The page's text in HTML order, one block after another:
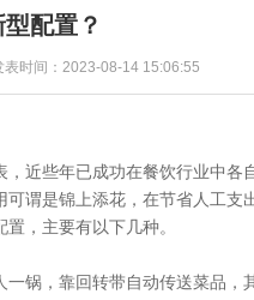
配置？
表时间：2023-08-14 15:06:55
近些年已成功在餐饮行业中
谓是锦上添花，在节省人工
，主要有以下几种。
锅，靠回转带自动传送菜品